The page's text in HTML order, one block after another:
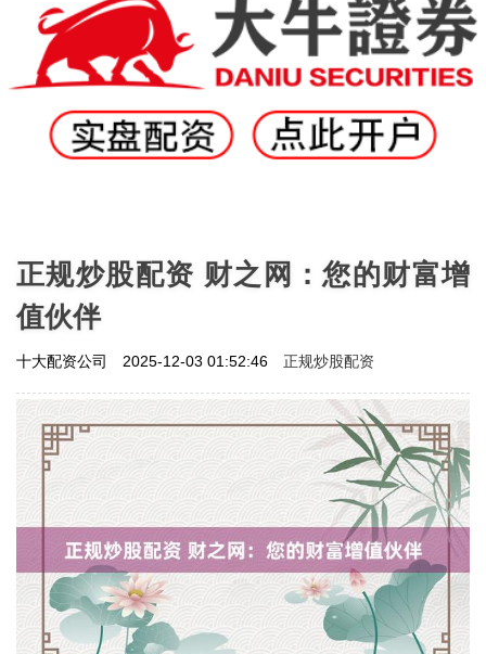
正规炒股配资 财之网：您的财富增
值伙伴
十大配资公司 2025-12-03 01:52:46 正规炒股配资